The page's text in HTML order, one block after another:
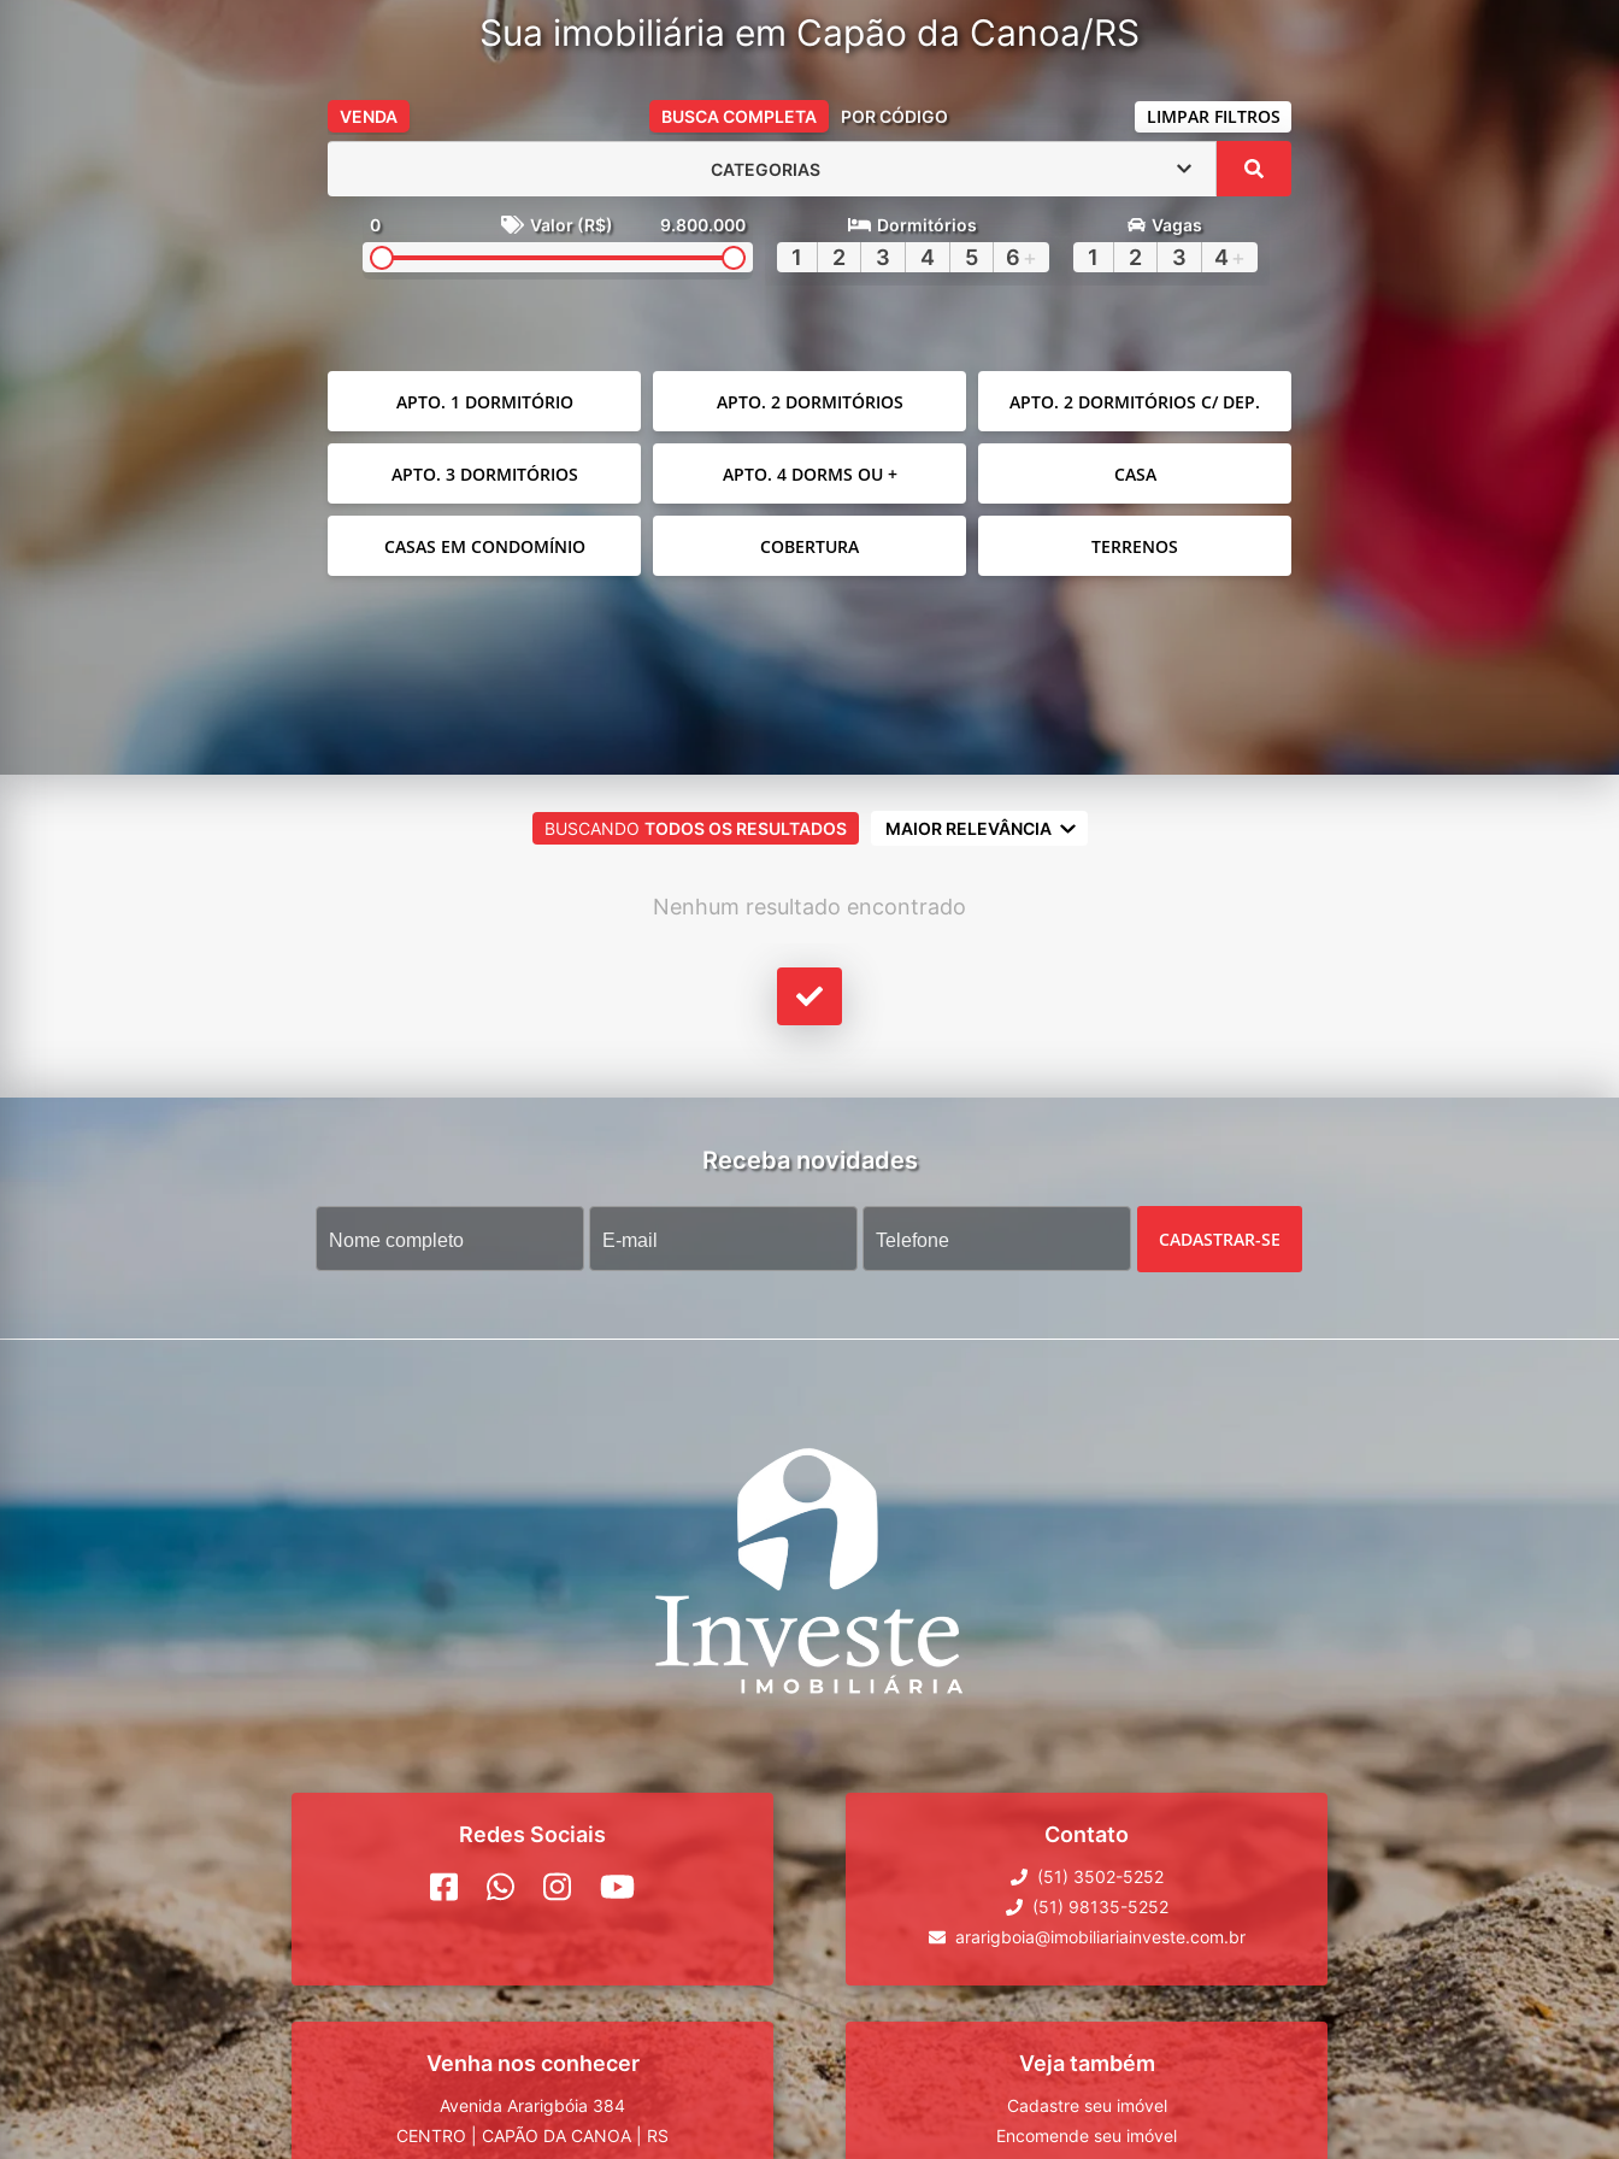
Sua imobiliária em Capão da Canoa/RS
VENDA BUSCA COMPLETA POR CÓDIGO LIMPAR FILTROS
CATEGORIAS
0 Valor (R$) 9.800.000 Dormitórios
1 2 3 4 5 6 +
Vagas
1 2 3 4 +
APTO. 1 DORMITÓRIO APTO. 2 DORMITÓRIOS APTO. 2 DORMITÓRIOS C/ DEP.
APTO. 3 DORMITÓRIOS APTO. 4 DORMS OU + CASA
CASAS EM CONDOMÍNIO COBERTURA TERRENOS
BUSCANDO TODOS OS RESULTADOS MAIOR RELEVÂNCIA
Nenhum resultado encontrado
Receba novidades
CADASTRAR-SE
Redes Sociais Contato
(51) 3502-5252
(51) 98135-5252
ararigboia@imobiliariainveste.com.br
Venha nos conhecer
Avenida Ararigbóia 384
CENTRO
CAPÃO DA CANOA
RS
Veja também
Cadastre seu imóvel
Encomende seu imóvel